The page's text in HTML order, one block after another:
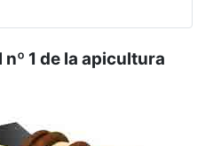
1 de la apicultura